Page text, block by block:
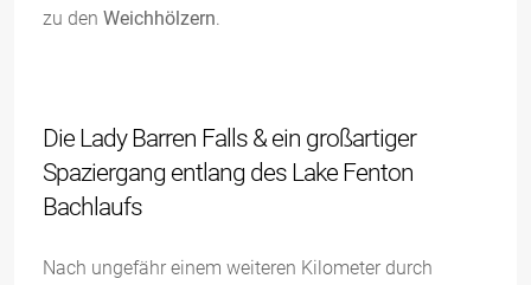
zu den Weichhölzern
Die Lady Barren Falls & ein großartiger
Spaziergang entlang des Lake Fenton
Bachlaufs
Nach ungefähr einem weiteren Kilometer durch